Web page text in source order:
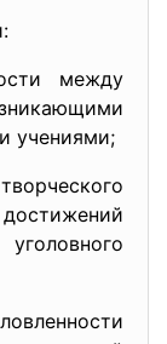
между
учениями;